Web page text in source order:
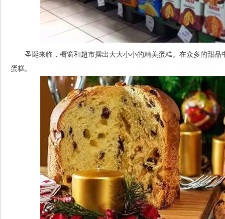
圣诞来临，橱窗和超市摆出大大小小的精美蛋糕。在众多的甜品
蛋糕。